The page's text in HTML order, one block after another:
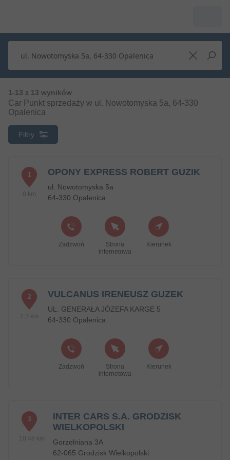
1-13 z 13 wyników
Car Punkt sprzedaży w ul. Nowotomyska 5a, 64-330
Opalenica
Filtry
1
0 km
OPONY EXPRESS ROBERT GUZIK
ul. Nowotomyska 5a
64-330 Opalenica
Zadzwoń
Strona
internetowa
Kierunek
2
2.3 km
VULCANUS IRENEUSZ GUZEK
UL. GENERAŁA JÓZEFA KARGE 5
64-330 Opalenica
Zadzwoń
Strona
internetowa
Kierunek
3
10.48 km
INTER CARS S.A. GRODZISK
WIELKOPOLSKI
Gorzelniana 3A
62-065 Grodzisk Wielkopolski